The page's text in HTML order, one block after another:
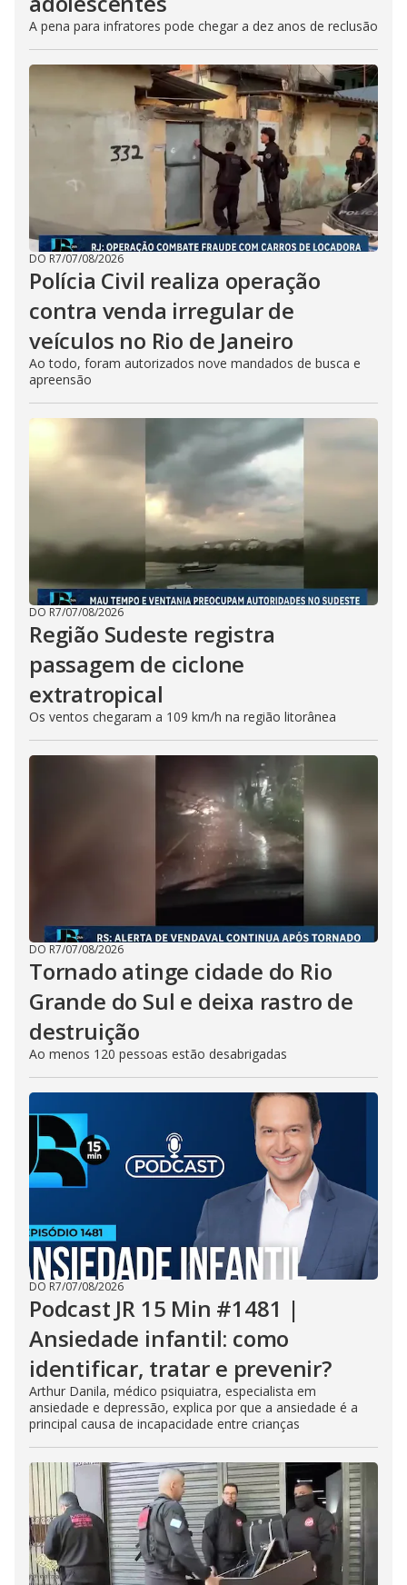
A pena para infratores pode chegar a dez anos de reclusão
DO R7/07/08/2026
Polícia Civil realiza operação
contra venda irregular de
veículos no Rio de Janeiro
Ao todo, foram autorizados nove mandados de busca e
apreensão
DO R7/07/08/2026
Região Sudeste registra
passagem de ciclone
extratropical
Os ventos chegaram a 109 km/h na região litorânea
DO R7/07/08/2026
Tornado atinge cidade do Rio
Grande do Sul e deixa rastro de
destruição
Ao menos 120 pessoas estão desabrigadas
DO R7/07/08/2026
Podcast JR 15 Min #1481 |
Ansiedade infantil: como
identificar, tratar e prevenir?
Arthur Danila, médico psiquiatra, especialista em
ansiedade e depressão, explica por que a ansiedade é a
principal causa de incapacidade entre crianças